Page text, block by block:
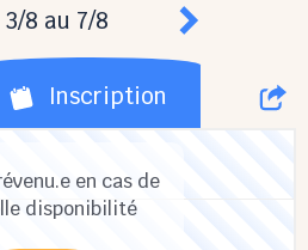
8 au 7/8
Inscription
en cas de
disponibilité